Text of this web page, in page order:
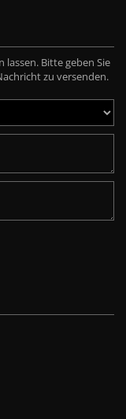
Bitte geben Sie
zu versenden.
media features and
are necessary to run